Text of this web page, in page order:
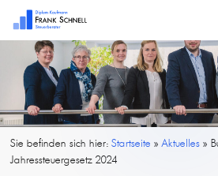
Sie befinden sich hier:Startseite »Aktuelles »
Jahressteuergesetz 2024